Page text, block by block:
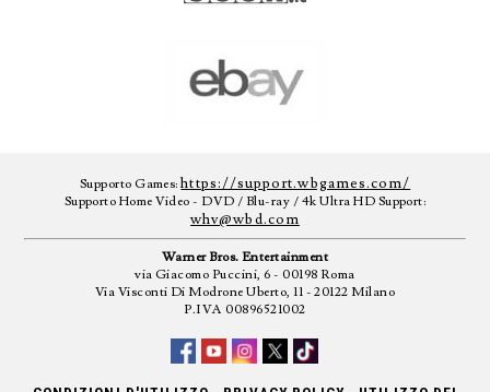
Supporto Games:https://support.wbgames.com/
Supporto Home Video - DVD / Blu-ray / 4k Ultra HD Support:
whv@wbd.com
Warner Bros. Entertainment
via Giacomo Puccini, 6 - 00198 Roma
Via Visconti Di Modrone Uberto, 11 - 20122 Milano
P.IVA 00896521002